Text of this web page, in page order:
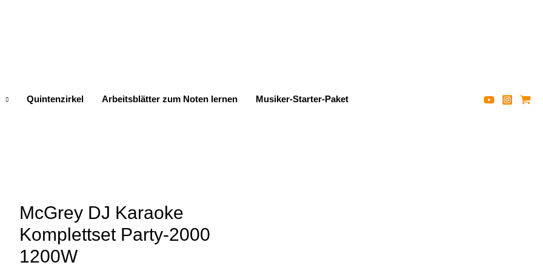
Quintenzirkel Arbeitsblätter zum Noten lernen Musiker-Starter-Paket
McGrey DJ Karaoke
Komplettset Party-2000
1200W